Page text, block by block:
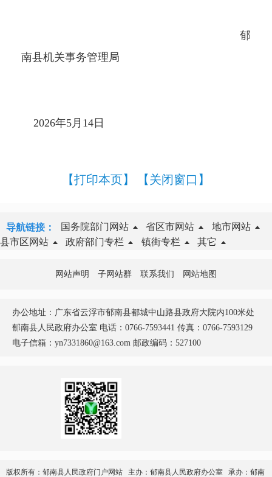
郁
南县机关事务管理局
2026年5月14日
【打印本页】 【关闭窗口】
导航链接： 国务院部门网站 省区市网站
地市网站
县市区网站
政府部门专栏 镇街专栏 其它
网站声明 子网站群 联系我们 网站地图
办公地址：广东省云浮市郁南县都城中山路县政府大院内100米处
郁南县人民政府办公室 电话：0766-7593441 传真：0766-7593129
电子信箱：yn7331860@163.com 邮政编码：527100
版权所有：郁南县人民政府门户网站 主办：郁南县人民政府办公室 承办：郁南